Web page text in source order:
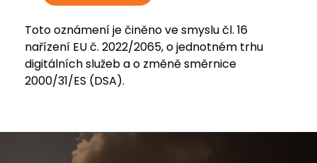
Toto oznámení je činěno ve smyslu čl. 16
nařízení EU č. 2022/2065, o jednotném trhu
digitálních služeb a o změně směrnice
2000/31/ES (DSA).